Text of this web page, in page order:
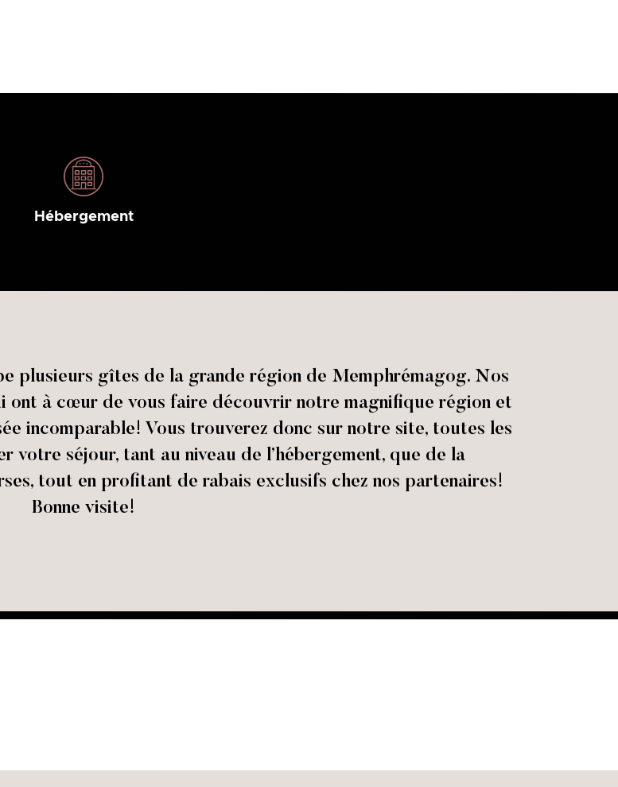
Hébergement
plusieurs gîtes de la grande région de Memphrémagog. Nos
ont à cœur de vous faire découvrir notre magnifique région et
incomparable! Vous trouverez donc sur notre site, toutes les
votre séjour, tant au niveau de l’hébergement, que de la
tout en profitant de rabais exclusifs chez nos partenaires!
Bonne visite!